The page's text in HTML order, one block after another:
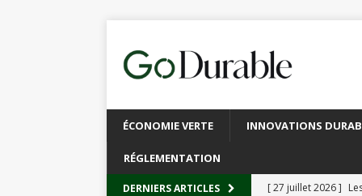
ÉCONOMIE VERTE INNOVATIONS
RÉGLEMENTATION
DERNIERS ARTICLES [ 27 juillet 2026 ]